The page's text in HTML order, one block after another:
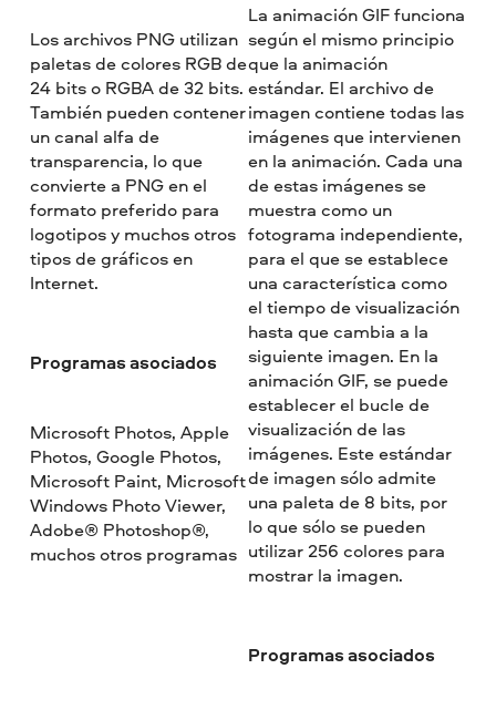
Los archivos PNG utilizan
paletas de colores RGB de
24 bits o RGBA de 32 bits.
También pueden contener
un canal alfa de
transparencia, lo que
convierte a PNG en el
formato preferido para
logotipos y muchos otros
tipos de gráficos en
Internet.
Programas asociados
Microsoft Photos, Apple
Photos, Google Photos,
Microsoft Paint, Microsoft
Windows Photo Viewer,
Adobe® Photoshop®,
muchos otros programas
La animación GIF funciona
según el mismo principio
que la animación
estándar. El archivo de
imagen contiene todas las
imágenes que intervienen
en la animación. Cada una
de estas imágenes se
muestra como un
fotograma independiente,
para el que se establece
una característica como
el tiempo de visualización
hasta que cambia a la
siguiente imagen. En la
animación GIF, se puede
establecer el bucle de
visualización de las
imágenes. Este estándar
de imagen sólo admite
una paleta de 8 bits, por
lo que sólo se pueden
utilizar 256 colores para
mostrar la imagen.
Programas asociados